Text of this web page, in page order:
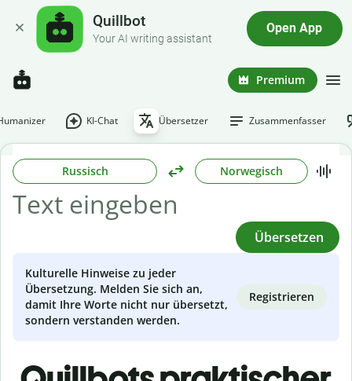
Quillbot
Your AI writing assistant
Open App
Premium
KI-Chat Übersetzer Zusammenfasser
Russisch Norwegisch
Übersetzen
Kulturelle Hinweise zu jeder
Übersetzung. Melden Sie sich an,
damit Ihre Worte nicht nur übersetzt,
sondern verstanden werden.
Registrieren